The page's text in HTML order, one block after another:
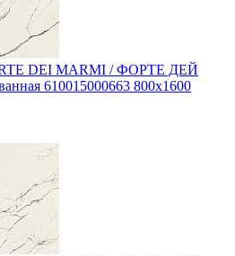
DEI MARMI / ФОРТЕ ДЕЙ
610015000663 800x1600